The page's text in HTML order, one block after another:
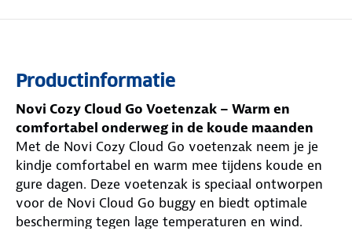
Productinformatie
Novi Cozy Cloud Go Voetenzak – Warm en
comfortabel onderweg in de koude maanden
Met de Novi Cozy Cloud Go voetenzak neem je je
kindje comfortabel en warm mee tijdens koude en
gure dagen. Deze voetenzak is speciaal ontworpen
voor de Novi Cloud Go buggy en biedt optimale
bescherming tegen lage temperaturen en wind.